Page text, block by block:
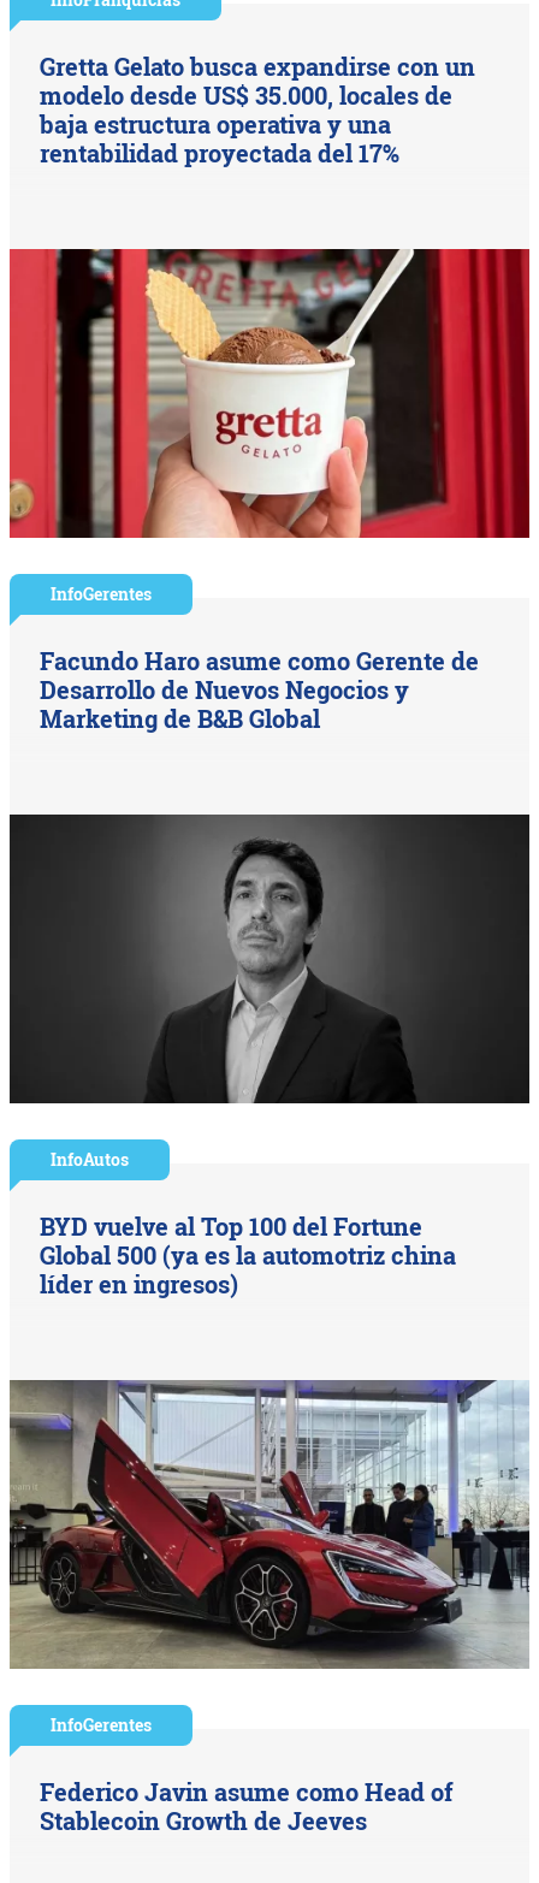
Gretta Gelato busca expandirse con un
modelo desde US$ 35.000, locales de
baja estructura operativa y una
rentabilidad proyectada del 17%
InfoGerentes
Facundo Haro asume como Gerente de
Desarrollo de Nuevos Negocios y
Marketing de B&B Global
InfoAutos
BYD vuelve al Top 100 del Fortune
Global 500 (ya es la automotriz china
líder en ingresos)
InfoGerentes
Federico Javin asume como Head of
Stablecoin Growth de Jeeves